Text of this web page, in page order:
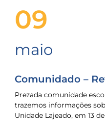
09
maio
Comunidado –
Prezada comunidade
trazemos informações
Unidade Lajeado, em 13